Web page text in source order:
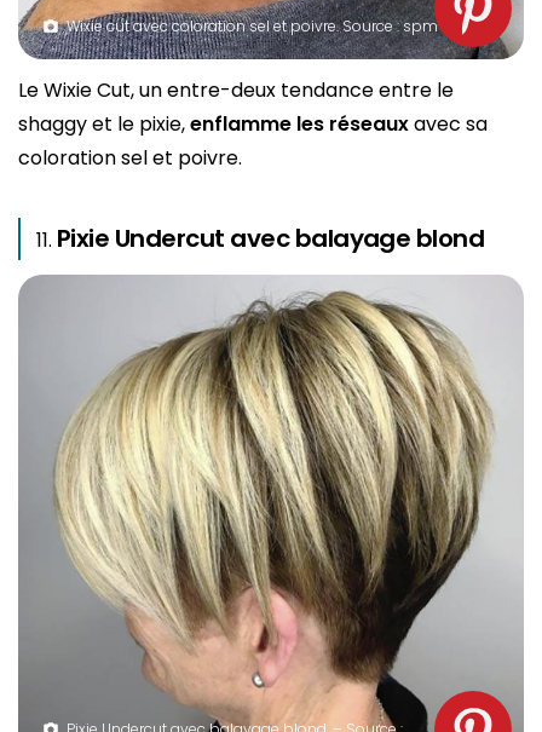
Wixie cut avec coloration sel et poivre. Source : spm
Le Wixie Cut, un entre-deux tendance entre le
shaggy et le pixie,enflamme les réseauxavec sa
coloration sel et poivre.
Pixie Undercut avec balayage blond